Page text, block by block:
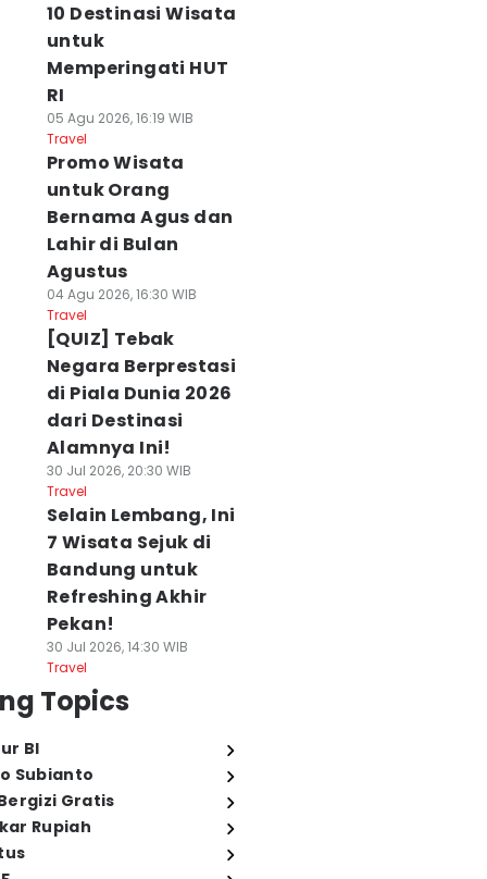
10 Destinasi Wisata
untuk
Memperingati HUT
RI
05 Agu 2026, 16:19 WIB
Travel
Promo Wisata
untuk Orang
Bernama Agus dan
Lahir di Bulan
Agustus
04 Agu 2026, 16:30 WIB
Travel
[QUIZ] Tebak
Negara Berprestasi
di Piala Dunia 2026
dari Destinasi
Alamnya Ini!
30 Jul 2026, 20:30 WIB
Travel
Selain Lembang, Ini
7 Wisata Sejuk di
Bandung untuk
Refreshing Akhir
Pekan!
30 Jul 2026, 14:30 WIB
Travel
Topics
BI
Subianto
Gratis
Rupiah